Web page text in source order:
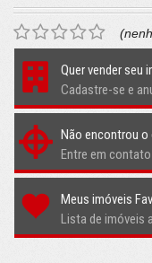
Quer vender seu
Cadastre-se e
Não encontrou o
Entre em contato
Meus imóveis
Lista de imóveis